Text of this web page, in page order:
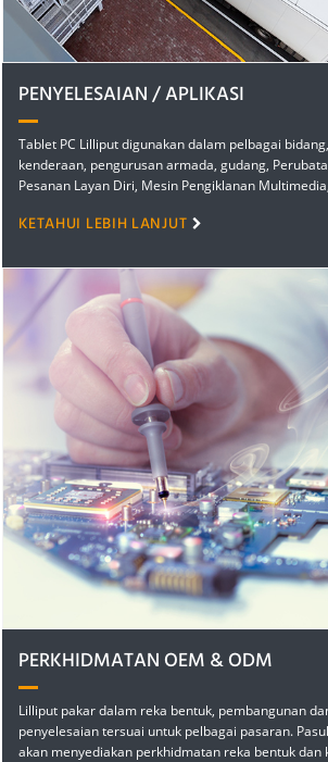
PENYELESAIAN / APLIKASI
Tablet PC Lilliput digunakan dalam pelbagai
kenderaan, pengurusan armada, gudang,
Pesanan Layan Diri, Mesin Pengiklanan
Perniagaan & Pendidikan...
KETAHUI LEBIH LANJUT
PERKHIDMATAN OEM & ODM
Lilliput pakar dalam reka bentuk, pembangunan
penyelesaian tersuai untuk pelbagai pasaran.
akan menyediakan perkhidmatan reka bentuk dan